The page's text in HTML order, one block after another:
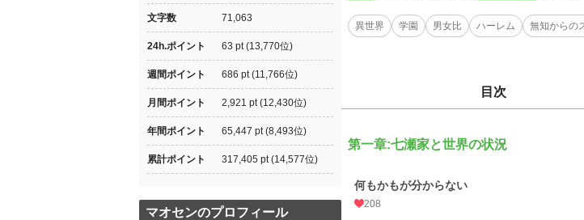
異世界 学園 男女比 ハーレム 無知からの
目次
第一章:七瀬家と世界の状況
何もかもが分からない
208
文字数 71,063
24h.ポイント 63 pt (13,770位)
週間ポイント 686 pt (11,766位)
月間ポイント 2,921 pt (12,430位)
年間ポイント 65,447 pt (8,493位)
累計ポイント 317,405 pt (14,577位)
マオセンのプロフィール